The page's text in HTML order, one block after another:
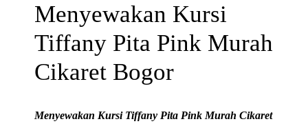
Menyewakan Kursi
Tiffany Pita Pink Murah
Cikaret Bogor
Menyewakan Kursi Tiffany Pita Pink Murah Cikaret